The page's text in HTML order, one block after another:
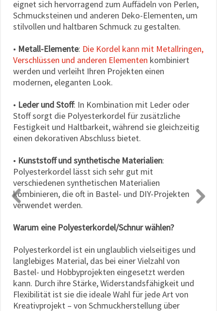
eignet sich hervorragend zum Auffädeln von Perlen,
Schmucksteinen und anderen Deko-Elementen, um
stilvollen und haltbaren Schmuck zu gestalten.
• Metall-Elemente: Die Kordel kann mit Metallringen,
Verschlüssen und anderen Elementen kombiniert
werden und verleiht Ihren Projekten einen
modernen, eleganten Look.
• Leder und Stoff: In Kombination mit Leder oder
Stoff sorgt die Polyesterkordel für zusätzliche
Festigkeit und Haltbarkeit, während sie gleichzeitig
einen dekorativen Abschluss bietet.
• Kunststoff und synthetische Materialien:
Polyesterkordel lässt sich sehr gut mit
verschiedenen synthetischen Materialien
kombinieren, die oft in Bastel- und DIY-Projekten
verwendet werden.
Warum eine Polyesterkordel/Schnur wählen?
Polyesterkordel ist ein unglaublich vielseitiges und
langlebiges Material, das bei einer Vielzahl von
Bastel- und Hobbyprojekten eingesetzt werden
kann. Durch ihre Stärke, Widerstandsfähigkeit und
Flexibilität ist sie die ideale Wahl für jede Art von
Kreativprojekt – von Schmuckherstellung über